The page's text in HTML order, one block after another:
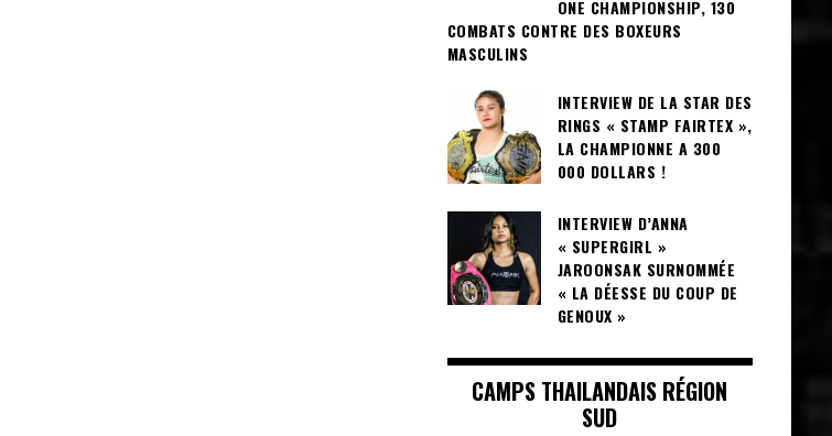
ONE CHAMPIONSHIP, 130
COMBATS CONTRE DES BOXEURS
MASCULINS
INTERVIEW DE LA STAR DES
RINGS « STAMP FAIRTEX »,
LA CHAMPIONNE A 300
000 DOLLARS !
INTERVIEW D’ANNA
« SUPERGIRL »
JAROONSAK SURNOMMÉE
« LA DÉESSE DU COUP DE
GENOUX »
CAMPS THAILANDAIS RÉGION
SUD